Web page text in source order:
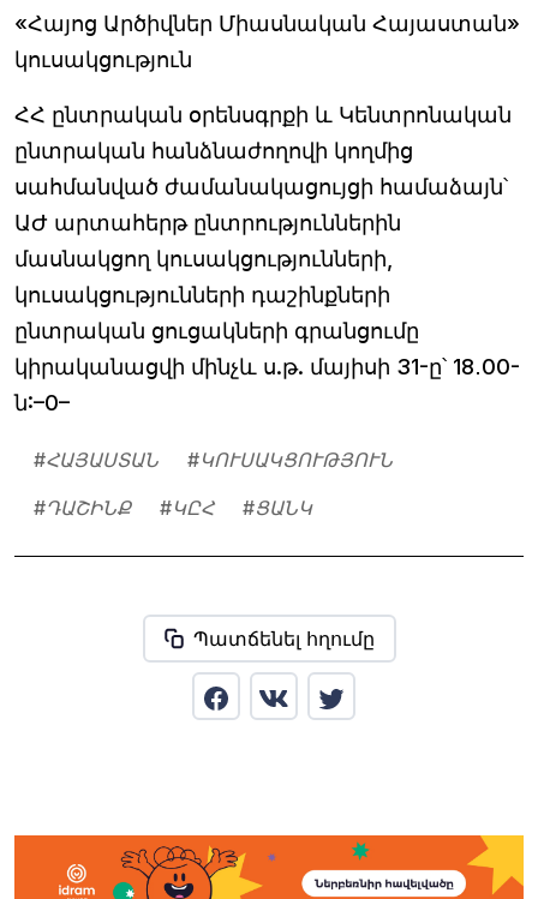
«Հայոց Արծիվներ Միասնական Հայաստան»
կուսակցություն
ՀՀ ընտրական օրենսգրքի և Կենտրոնական
ընտրական հանձնաժողովի կողմից
սահմանված ժամանակացույցի համաձայն՝
ԱԺ արտահերթ ընտրություններին
մասնակցող կուսակցությունների,
կուսակցությունների դաշինքների
ընտրական ցուցակների գրանցումը
կիրականացվի մինչև ս.թ. մայիսի 31-ը՝ 18․00-
ն:–0–
#ՀԱՅԱՍՏԱՆ #ԿՈՒՍԱԿՑՈՒԹՅՈՒՆ
#ԴԱՇԻՆՔ #ԿԸՀ #ՑԱՆԿ
Պատճենել հղումը